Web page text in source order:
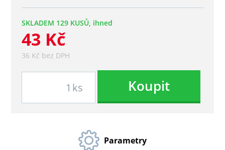
SKLADEM 129 KUSŮ, ihned
43 Kč
36 Kč bez DPH
ks Koupit
Parametry